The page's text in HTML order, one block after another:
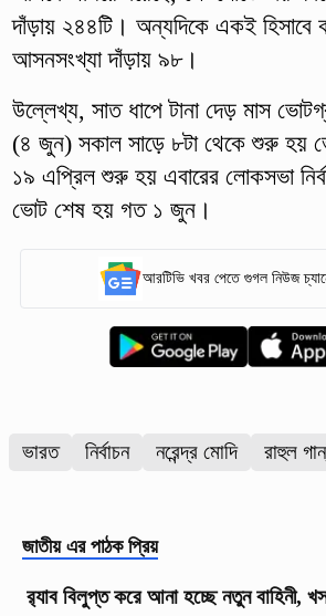
দাঁড়ায় ২৪৪টি। অন্যদিকে একই হিসাবে
আসনসংখ্যা দাঁড়ায় ৯৮।
উল্লেখ্য, সাত ধাপে টানা দেড় মাস
(৪ জুন) সকাল সাড়ে ৮টা থেকে শুরু হয়
১৯ এপ্রিল শুরু হয় এবারের লোকসভা
ভোট শেষ হয় গত ১ জুন।
আরটিভি খবর পেতে গুগল নিউজ
ভারত নির্বাচন নরেন্দ্র মোদি রাহুল
জাতীয় এর পাঠক প্রিয়
র‍্যাব বিলুপ্ত করে আনা হচ্ছে নতুন বাহিনী,